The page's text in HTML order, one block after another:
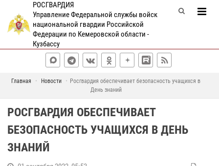
РОСГВАРДИЯ
Управление Федеральной службы войск
национальной гвардии Российской
Федерации по Кемеровской области -
Кузбассу
Главная Новости
Росгвардия обеспечивает безопасность учащихся в
День знаний
РОСГВАРДИЯ ОБЕСПЕЧИВАЕТ
БЕЗОПАСНОСТЬ УЧАЩИХСЯ В ДЕНЬ
ЗНАНИЙ